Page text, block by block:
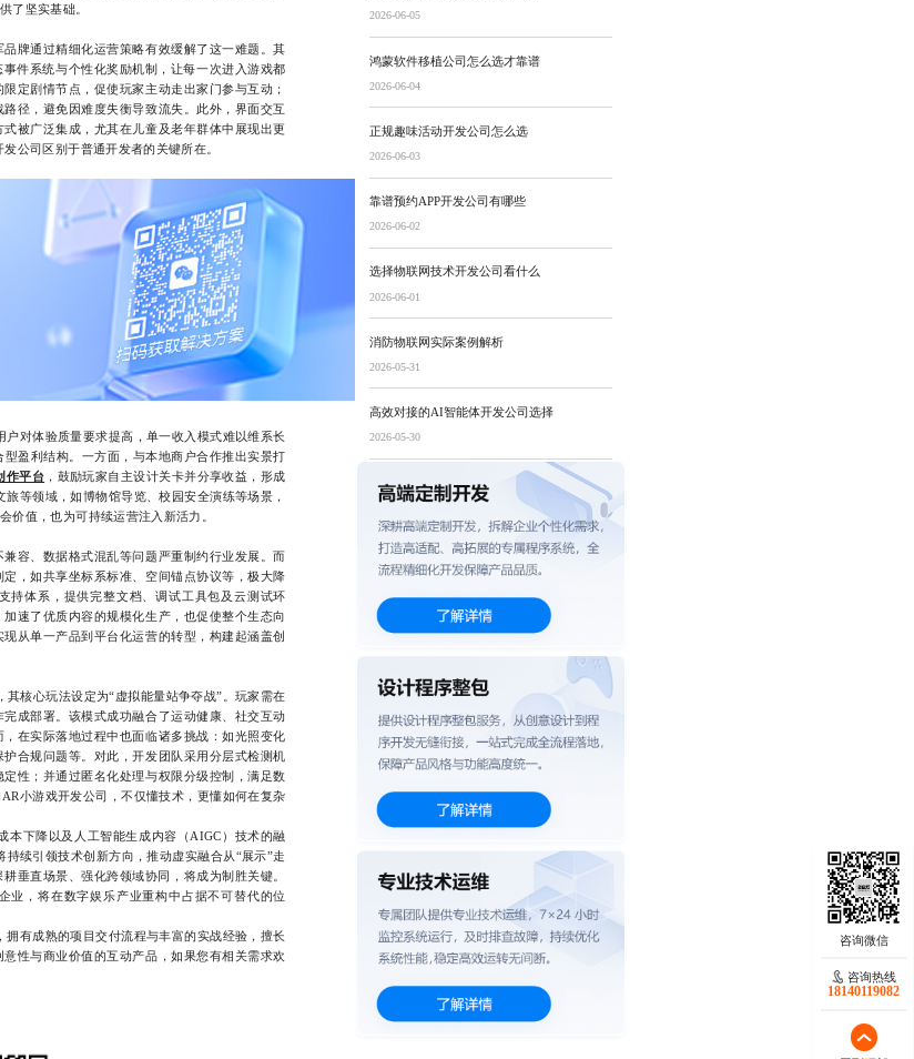
了坚实基础。
通过精细化运营策略有效缓解了这一难题。其
件系统与个性化奖励机制，让每一次进入游戏都
定剧情节点，促使玩家主动走出家门参与互动；
径，避免因难度失衡导致流失。此外，界面交互
被广泛集成，尤其在儿童及老年群体中展现出更
公司区别于普通开发者的关键所在。
对体验质量要求提高，单一收入模式难以维系长
盈利结构。一方面，与本地商户合作推出实景打
作平台 ，鼓励玩家自主设计关卡并分享收益，形成
等领域，如博物馆导览、校园安全演练等场景，
价值，也为可持续运营注入新活力。
、数据格式混乱等问题严重制约行业发展。而
，如共享坐标系标准、空间锚点协议等，极大降
持体系，提供完整文档、调试工具包及云测试环
速了优质内容的规模化生产，也促使整个生态向
从单一产品到平台化运营的转型，构建起涵盖创
其核心玩法设定为“虚拟能量站争夺战”。玩家需在
成部署。该模式成功融合了运动健康、社交互动
在实际落地过程中也面临诸多挑战：如光照变化
合规问题等。对此，开发团队采用分层式检测机
性；并通过匿名化处理与权限分级控制，满足数
小游戏开发公司，不仅懂技术，更懂如何在复杂
下降以及人工智能生成内容（AIGC）技术的融
续引领技术创新方向，推动虚实融合从“展示”走
垂直场景、强化跨领域协同，将成为制胜关键。
业，将在数字娱乐产业重构中占据不可替代的位
有成熟的项目交付流程与丰富的实战经验，擅长
性与商业价值的互动产品，如果您有相关需求欢
2026-06-05
鸿蒙软件移植公司怎么选才靠谱
2026-06-04
正规趣味活动开发公司怎么选
2026-06-03
靠谱预约APP开发公司有哪些
2026-06-02
选择物联网技术开发公司看什么
2026-06-01
消防物联网实际案例解析
2026-05-31
高效对接的AI智能体开发公司选择
2026-05-30
咨询热线
18140119082